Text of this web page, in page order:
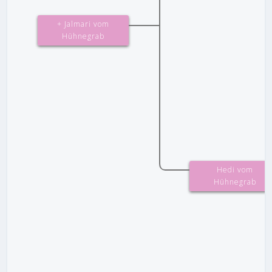
+ Jalmari vom
Hühnegrab
Hedi vom
Hühnegrab